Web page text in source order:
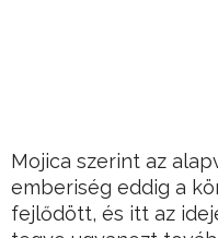
Mojica szerint az
emberiség eddig a
fejlődött, és itt az